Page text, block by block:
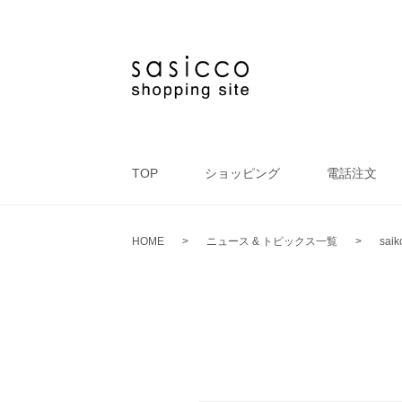
TOP ショッピング 電話注文
HOME > ニュース & トピックス一覧 >